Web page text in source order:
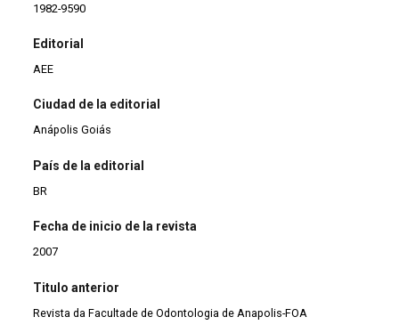
1982-9590
Editorial
AEE
Ciudad de la editorial
Anápolis Goiás
País de la editorial
BR
Fecha de inicio de la revista
2007
Titulo anterior
Revista da Facultade de Odontologia de Anapolis-FOA